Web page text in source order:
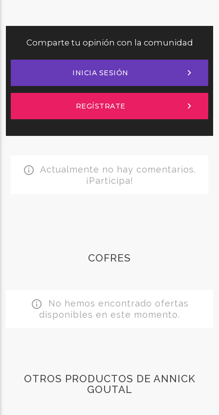
Comparte tu opinión con la comunidad
INICIA SESIÓN chevron_right
REGÍSTRATE chevron_right
info_outline Actualmente no hay comentarios.
¡Participa!
COFRES
info_outline No hemos encontrado ofertas
disponibles en este momento.
OTROS PRODUCTOS DE ANNICK
GOUTAL